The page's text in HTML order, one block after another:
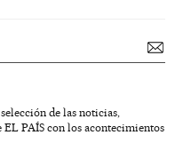
de las noticias,
PAÍS con los acontecimientos